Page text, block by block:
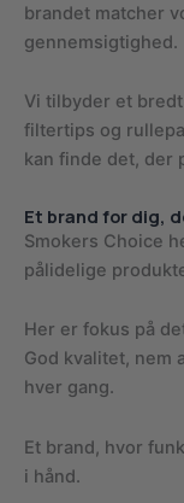
brandet matcher
gennemsigtighed.
Vi tilbyder et
filtertips og
kan finde det, der
Et brand for dig,
Smokers Choice
pålidelige
Her er fokus på
God kvalitet, nem
hver gang.
Et brand, hvor
i hånd.